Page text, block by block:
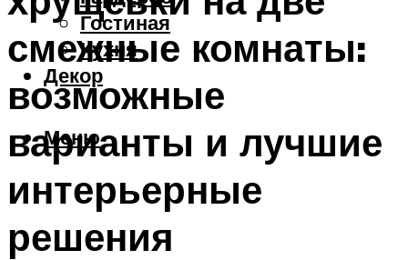
Гостиная
Кухня
Декор
Меню
смежные комнаты:
возможные
варианты и лучшие
интерьерные
решения